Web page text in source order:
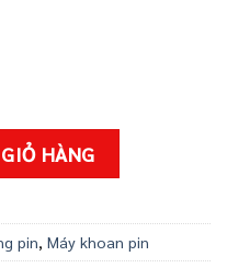
₫.
DEWALT DCD806N-B1
HÀNG
pin, Máy khoan pin